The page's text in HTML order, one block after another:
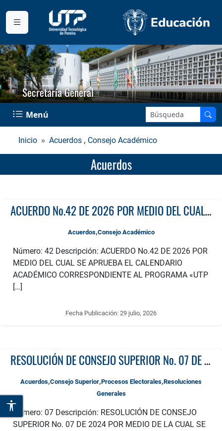
Secretaría General
Menú Buscar en el sitio:
Inicio Acuerdos , Consejo Académico
Acuerdos
ACUERDO No.42 DE 2026 POR MEDIO DEL CUAL SE APRUEBA EL CALENDARIO ACADÉMICO CORRESPONDIENTE AL PROGRAMA «UTP EN TU TERRITORIO” EN EL MARCO DEL PLAN INTEGRAL DE COBERTURA- PIC, PARA LOS PROGRAMAS ACADÉMICOS DE PREGRADO OFERTADOS EN EL MUNICIPIO LA VIRGINIA, RISARALDA PARA EL SEGUNDO SEMESTRE ACADÉMICO DE 2026
Acuerdos,Consejo Académico
Número: 42 Descripción: ACUERDO No.42 DE 2026 POR
MEDIO DEL CUAL SE APRUEBA EL CALENDARIO
ACADÉMICO CORRESPONDIENTE AL PROGRAMA «UTP
[…]
Fecha Publicación: 29 julio, 2026
RESOLUCIÓN DE CONSEJO SUPERIOR No. 07 DE 2024 POR MEDIO DE LA CUAL SE REANUDA Y MODIFICA EL CRONOGRAMA DEL PROCESO DE ELECCIÓN DEL REPRESENTANTE DE LOS EGRESADOS ANTE EL CONSEJO SUPERIOR DISPUESTO EN LA RESOLUCIÓN NO. 04 DE 2024
Acuerdos,Consejo Superior,Procesos Electorales,Resoluciones
Generales
Número: 07 Descripción: RESOLUCIÓN DE CONSEJO
SUPERIOR No. 07 DE 2024 POR MEDIO DE LA CUAL SE